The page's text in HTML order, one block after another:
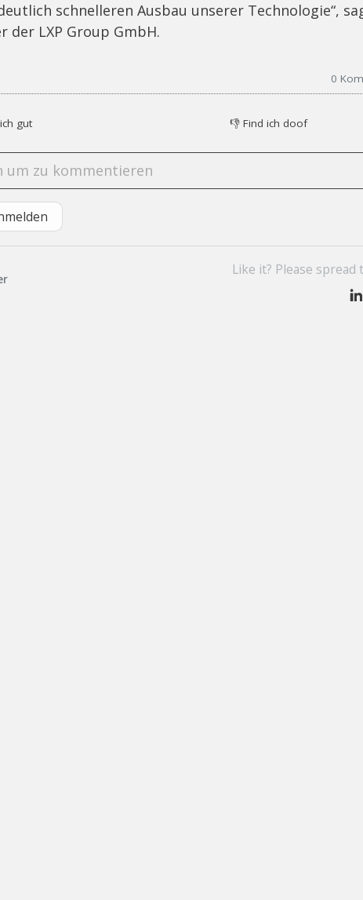
schnelleren Ausbau unserer Technologie“,
der LXP Group GmbH.
0
gut 👎 Find ich doof
Like it? Please spread